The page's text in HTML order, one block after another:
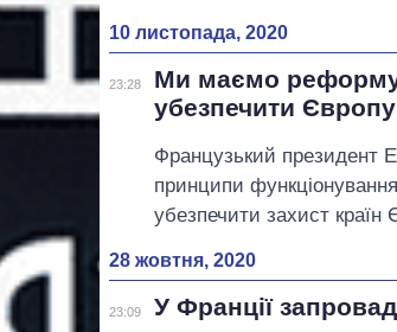
10 листопада, 2020
23:28
Ми маємо
убезпечити
Французький президент
принципи
убезпечити захист країн
28 жовтня, 2020
23:09 У Франції